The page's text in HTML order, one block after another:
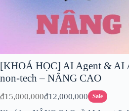
[KHOÁ HỌC] AI Agent & AI
non-tech – NÂNG CAO
W
a
₫15,000,000N
o
₫12,000,000 Sale